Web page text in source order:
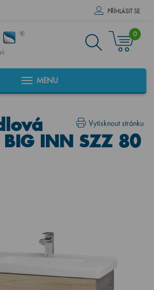
PŘÍHLÁSIT SE
0
MENU
Vytisknout stránku
INN SZZ 80